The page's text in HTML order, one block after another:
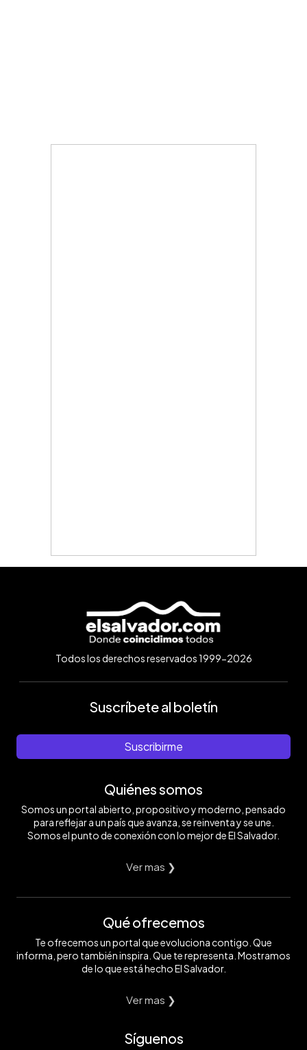
Todos los derechos reservados 1999-2026
Suscríbete al boletín
Suscribirme
Quiénes somos
Somos un portal abierto, propositivo y moderno, pensado
para reflejar a un país que avanza, se reinventa y se une.
Somos el punto de conexión con lo mejor de El Salvador.
Ver mas ❯
Qué ofrecemos
Te ofrecemos un portal que evoluciona contigo. Que
informa, pero también inspira. Que te representa. Mostramos
de lo que está hecho El Salvador.
Ver mas ❯
Síguenos